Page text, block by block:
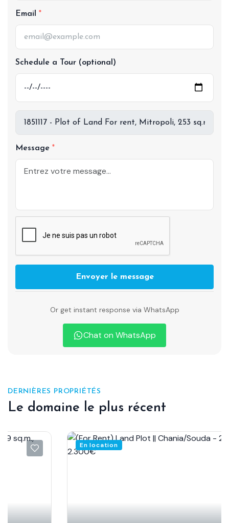
Email
Schedule a Tour (optional)
Message
Envoyer le message
Or get instant response via WhatsApp
Chat on WhatsApp
DERNIÈRES PROPRIÉTÉS
Le domaine le plus récent
En location